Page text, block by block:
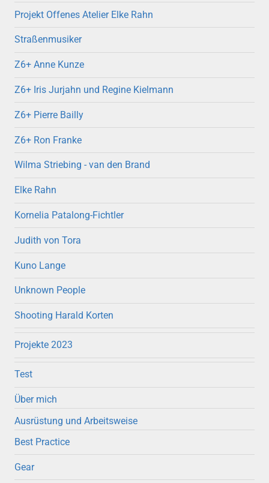
Projekt Offenes Atelier Elke Rahn
Straßenmusiker
Z6+ Anne Kunze
Z6+ Iris Jurjahn und Regine Kielmann
Z6+ Pierre Bailly
Z6+ Ron Franke
Wilma Striebing - van den Brand
Elke Rahn
Kornelia Patalong-Fichtler
Judith von Tora
Kuno Lange
Unknown People
Shooting Harald Korten
Projekte 2023
Test
Über mich
Ausrüstung und Arbeitsweise
Best Practice
Gear